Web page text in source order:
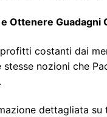
Ottenere
costanti dai
nozioni che
dettagliata